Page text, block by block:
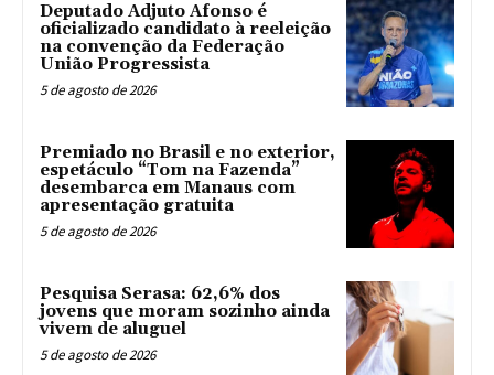
Deputado Adjuto Afonso é
oficializado candidato à reeleição
na convenção da Federação
União Progressista
5 de agosto de 2026
Premiado no Brasil e no exterior,
espetáculo “Tom na Fazenda”
desembarca em Manaus com
apresentação gratuita
5 de agosto de 2026
Pesquisa Serasa: 62,6% dos
jovens que moram sozinho ainda
vivem de aluguel
5 de agosto de 2026